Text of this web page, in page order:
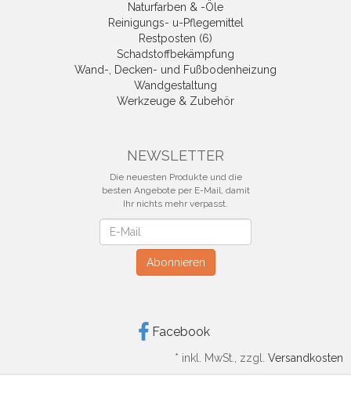
Naturfarben & -Öle
Reinigungs- u-Pflegemittel
Restposten (6)
Schadstoffbekämpfung
Wand-, Decken- und Fußbodenheizung
Wandgestaltung
Werkzeuge & Zubehör
NEWSLETTER
Die neuesten Produkte und die
besten Angebote per E-Mail, damit
Ihr nichts mehr verpasst.
Abonnieren
Facebook
* inkl. MwSt., zzgl. Versandkosten